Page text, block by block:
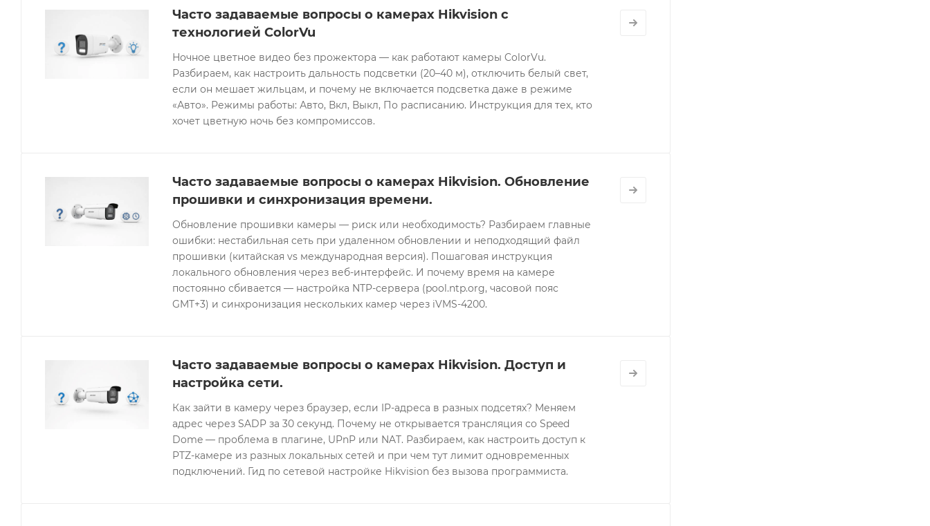
Часто задаваемые вопросы о камерах Hikvision с
технологией ColorVu
Ночное цветное видео без прожектора — как работают камеры ColorVu.
Разбираем, как настроить дальность подсветки (20–40 м), отключить белый свет,
если он мешает жильцам, и почему не включается подсветка даже в режиме
«Авто». Режимы работы: Авто, Вкл, Выкл, По расписанию. Инструкция для тех, кто
хочет цветную ночь без компромиссов.
Часто задаваемые вопросы о камерах Hikvision. Обновление
прошивки и синхронизация времени.
Обновление прошивки камеры — риск или необходимость? Разбираем главные
ошибки: нестабильная сеть при удаленном обновлении и неподходящий файл
прошивки (китайская vs международная версия). Пошаговая инструкция
локального обновления через веб-интерфейс. И почему время на камере
постоянно сбивается — настройка NTP-сервера (pool.ntp.org, часовой пояс
GMT+3) и синхронизация нескольких камер через iVMS-4200.
Часто задаваемые вопросы о камерах Hikvision. Доступ и
настройка сети.
Как зайти в камеру через браузер, если IP-адреса в разных подсетях? Меняем
адрес через SADP за 30 секунд. Почему не открывается трансляция со Speed
Dome — проблема в плагине, UPnP или NAT. Разбираем, как настроить доступ к
PTZ-камере из разных локальных сетей и при чем тут лимит одновременных
подключений. Гид по сетевой настройке Hikvision без вызова программиста.